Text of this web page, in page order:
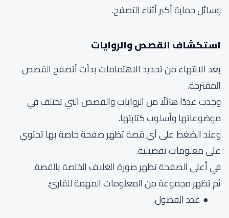
وسائل حماية أكبر أثناء التصفح.
استكشاف القصص والروايات
بعد الانتهاء من تحديد الاهتمامات بدأت أتصفح القصص
المقترحة.
وجدت عددًا هائلًا من الروايات والقصص التي تختلف في
موضوعاتها وأسلوب كتابتها.
وعند الضغط على أي قصة تظهر صفحة خاصة بها تحتوي
على معلومات تفصيلية.
في أعلى الصفحة تظهر صورة الغلاف الخاصة بالقصة.
ثم تظهر مجموعة من المعلومات المهمة للقارئ.
عدد الفصول.